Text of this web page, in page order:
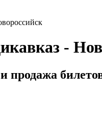
-
продажа